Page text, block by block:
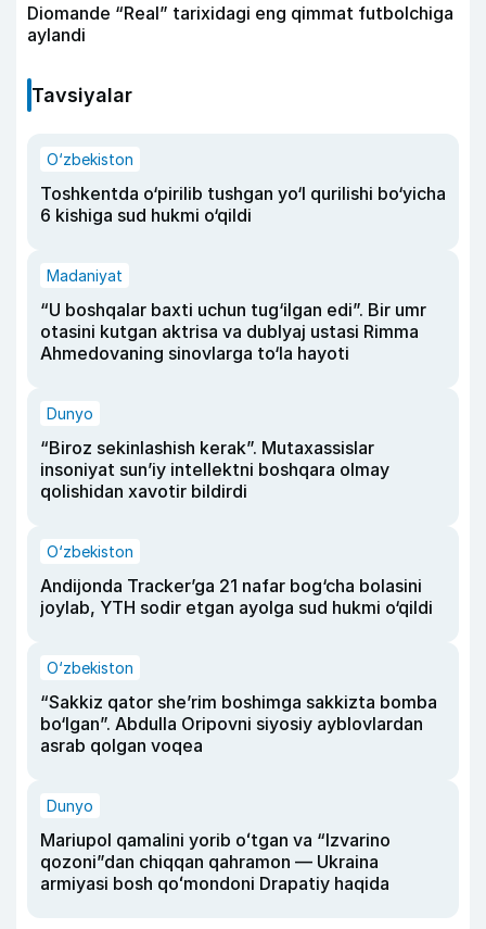
Diomande “Real” tarixidagi eng qimmat futbolchiga
aylandi
Tavsiyalar
O‘zbekiston
Toshkentda o‘pirilib tushgan yo‘l qurilishi bo‘yicha
6 kishiga sud hukmi o‘qildi
Madaniyat
“U boshqalar baxti uchun tug‘ilgan edi”. Bir umr
otasini kutgan aktrisa va dublyaj ustasi Rimma
Ahmedovaning sinovlarga to‘la hayoti
Dunyo
“Biroz sekinlashish kerak”. Mutaxassislar
insoniyat sun’iy intellektni boshqara olmay
qolishidan xavotir bildirdi
O‘zbekiston
Andijonda Tracker’ga 21 nafar bog‘cha bolasini
joylab, YTH sodir etgan ayolga sud hukmi o‘qildi
O‘zbekiston
“Sakkiz qator she’rim boshimga sakkizta bomba
bo‘lgan”. Abdulla Oripovni siyosiy ayblovlardan
asrab qolgan voqea
Dunyo
Mariupol qamalini yorib oʻtgan va “Izvarino
qozoni”dan chiqqan qahramon — Ukraina
armiyasi bosh qoʻmondoni Drapatiy haqida